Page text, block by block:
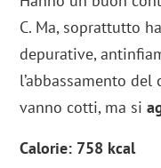
C. Ma, soprattutto
depurative,
l’abbassamento
vanno cotti, ma si
Calorie: 758 kcal